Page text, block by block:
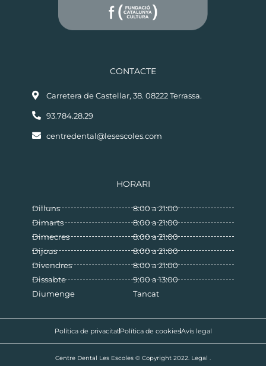
CONTACTE
Carretera de Castellar, 38. 08222 Terrassa.
93.784.28.29
centredental@lesescoles.com
HORARI
Dilluns
Dimarts
Dimecres
Dijous
Divendres
Dissabte
Diumenge
8:00 a 21:00
8:00 a 21:00
8:00 a 21:00
8:00 a 21:00
8:00 a 21:00
9:00 a 13:00
Tancat
Política de privacitatPolítica de cookiesAvís legal
Centre Dental Les Escoles © Copyright 2022. Legal .